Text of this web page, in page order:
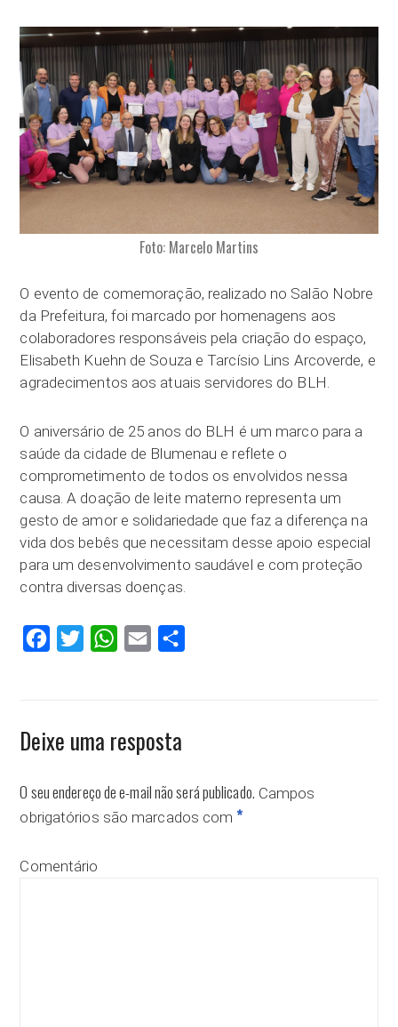
Foto: Marcelo Martins
O evento de comemoração, realizado no Salão Nobre
da Prefeitura, foi marcado por homenagens aos
colaboradores responsáveis pela criação do espaço,
Elisabeth Kuehn de Souza e Tarcísio Lins Arcoverde, e
agradecimentos aos atuais servidores do BLH.
O aniversário de 25 anos do BLH é um marco para a
saúde da cidade de Blumenau e reflete o
comprometimento de todos os envolvidos nessa
causa. A doação de leite materno representa um
gesto de amor e solidariedade que faz a diferença na
vida dos bebês que necessitam desse apoio especial
para um desenvolvimento saudável e com proteção
contra diversas doenças.
FacebookTwitter WhatsApp
Email
Deixe uma resposta
O seu endereço de e-mail não será publicado. Campos
obrigatórios são marcados com *
Comentário